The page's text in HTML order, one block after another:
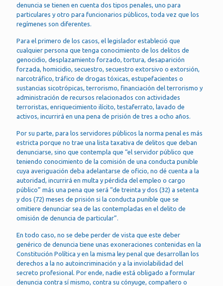
denuncia se tienen en cuenta dos tipos penales, uno para
particulares y otro para funcionarios públicos, toda vez que los
regímenes son diferentes.
Para el primero de los casos, el legislador estableció que
cualquier persona que tenga conocimiento de los delitos de
genocidio, desplazamiento forzado, tortura, desaparición
forzada, homicidio, secuestro, secuestro extorsivo o extorsión,
narcotráfico, tráfico de drogas tóxicas, estupefacientes o
sustancias sicotrópicas, terrorismo, financiación del terrorismo y
administración de recursos relacionados con actividades
terroristas, enriquecimiento ilícito, testaferrato, lavado de
activos, incurrirá en una pena de prisión de tres a ocho años.
Por su parte, para los servidores públicos la norma penal es más
estricta porque no trae una lista taxativa de delitos que deban
denunciarse, sino que contempla que “el servidor público que
teniendo conocimiento de la comisión de una conducta punible
cuya averiguación deba adelantarse de oficio, no dé cuenta a la
autoridad, incurrirá en multa y pérdida del empleo o cargo
público” más una pena que será “de treinta y dos (32) a setenta
y dos (72) meses de prisión si la conducta punible que se
omitiere denunciar sea de las contempladas en el delito de
omisión de denuncia de particular”.
En todo caso, no se debe perder de vista que este deber
genérico de denuncia tiene unas exoneraciones contenidas en la
Constitución Política y en la misma ley penal que desarrollan los
derechos a la no autoincriminación y a la inviolabilidad del
secreto profesional. Por ende, nadie está obligado a formular
denuncia contra sí mismo, contra su cónyuge, compañero o